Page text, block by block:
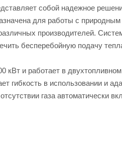
собой надежное
для работы с
производителей.
бесперебойную подачу
кВт и работает в
гибкость в использовании и
газа автоматически